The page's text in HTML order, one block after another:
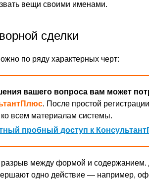
вещи своими именами.
сделки
по ряду характерных черт:
вашего вопроса вам может
. После простой
ко всем материалам системы.
пробный доступ к
разрыв между формой и
одно действие — например,